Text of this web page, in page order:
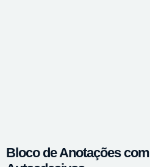
Bloco de Anotações com